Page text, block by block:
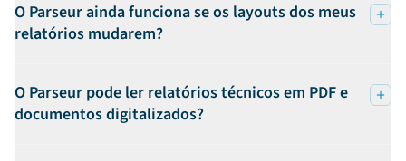
O Parseur ainda funciona se os layouts dos meus
relatórios mudarem?
O Parseur pode ler relatórios técnicos em PDF e
documentos digitalizados?